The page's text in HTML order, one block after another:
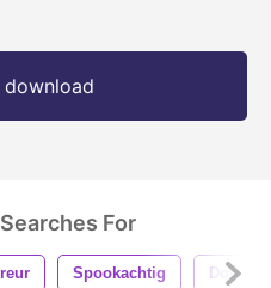
download
For
Spookachtig Donker